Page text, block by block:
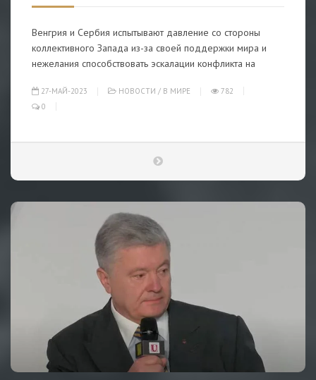
Венгрия и Сербия испытывают давление со стороны
коллективного Запада из-за своей поддержки мира и
нежелания способствовать эскалации конфликта на
27-МАЙ-2023 НОВОСТИ / В МИРЕ
782
0